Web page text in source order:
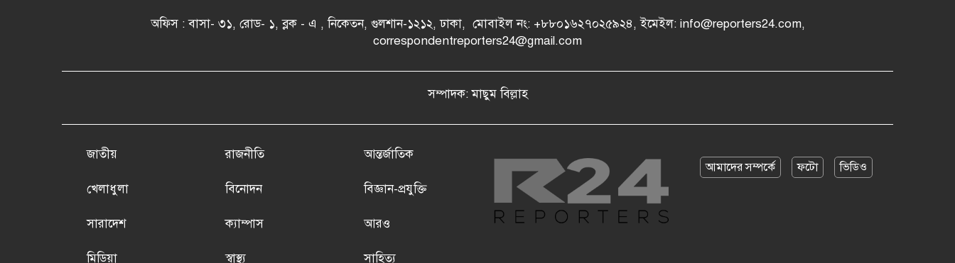
অফিস : বাসা- ৩১, রোড- ১, ব্লক - এ , নিকেতন, গুলশান-১২১২, ঢাকা, মোবাইল নং: +৮৮০১৬২৭০২৫৯২৪, ইমেইল: info@reporters24.com,
correspondentreporters24@gmail.com
সম্পাদক: মাছুম বিল্লাহ
জাতীয় রাজনীতি আন্তর্জাতিক
খেলাধুলা বিনোদন বিজ্ঞান-প্রযুক্তি
সারাদেশ ক্যাম্পাস আরও
মিডিয়া স্বাস্থ্য সাহিত্য
আমাদের সম্পর্কে ফটো ভিডিও